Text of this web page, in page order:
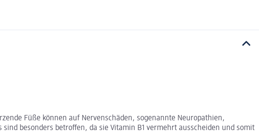
Füße können auf Nervenschäden, sogenannte Neuropathien,
besonders betroffen, da sie Vitamin B1 vermehrt ausscheiden und somit